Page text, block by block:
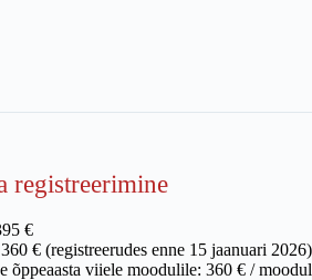
registreerimine
€
€ (registreerudes enne 15 jaanuari 2026)
õppeaasta viiele moodulile: 360 € / moodul